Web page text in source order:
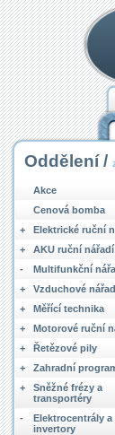
Oddělení /
Akce
Cenová bomba
+
Elektrické ruční
+
AKU ruční nářadí
-
Multifunkční
+
Vzduchové
+
Měřící technika
+
Motorové ruční
+
Řetězové pily
+
Zahradní
+
Sněžné frézy a
transportéry
-
Elektrocentrály a
invertory